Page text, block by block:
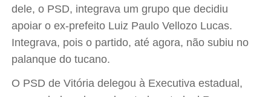
dele, o PSD, integrava um grupo que decidiu
apoiar o ex-prefeito Luiz Paulo Vellozo Lucas.
Integrava, pois o partido, até agora, não subiu no
palanque do tucano.
O PSD de Vitória delegou à Executiva estadual,